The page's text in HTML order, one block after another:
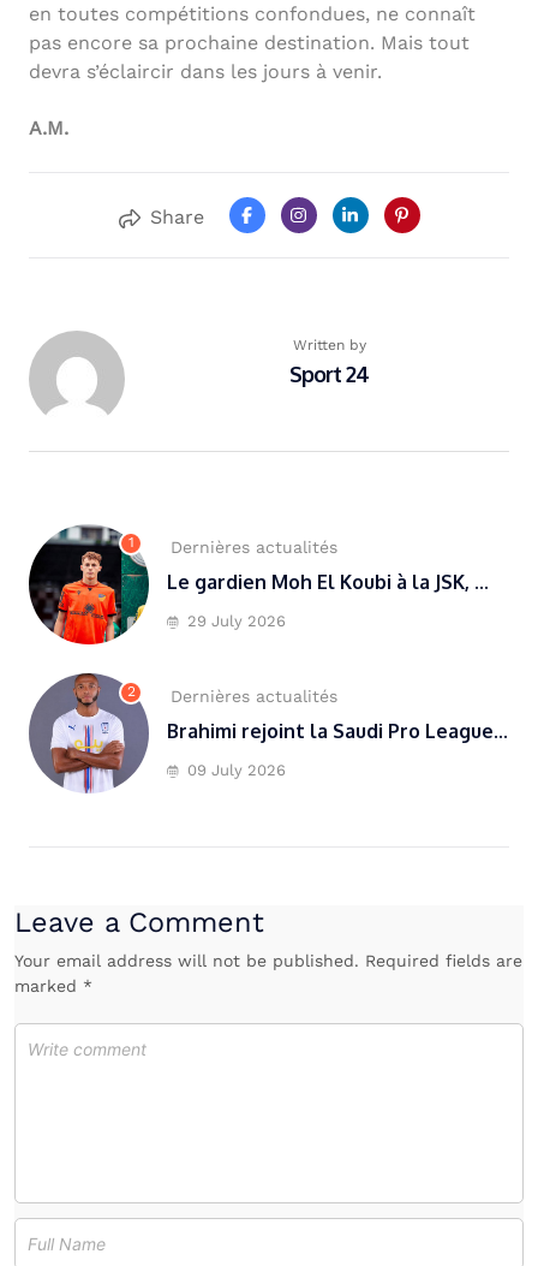
en toutes compétitions confondues, ne connaît
pas encore sa prochaine destination. Mais tout
devra s’éclaircir dans les jours à venir.
A.M.
Share
Written by
Sport 24
1 Dernières actualités
Le gardien Moh El Koubi à la JSK, ...
29 July 2026
2 Dernières actualités
Brahimi rejoint la Saudi Pro League...
09 July 2026
Leave a Comment
Your email address will not be published. Required fields are
marked *